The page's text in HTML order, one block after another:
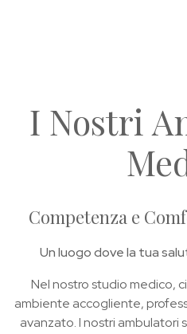
I Nostri
Competenza e
Un luogo dove la tua
Nel nostro studio medico,
ambiente accogliente,
avanzato. I nostri